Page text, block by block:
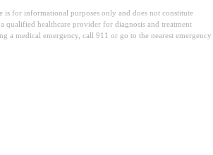
is for informational purposes only and does not constitute
qualified healthcare provider for diagnosis and treatment
a medical emergency, call 911 or go to the nearest emergency